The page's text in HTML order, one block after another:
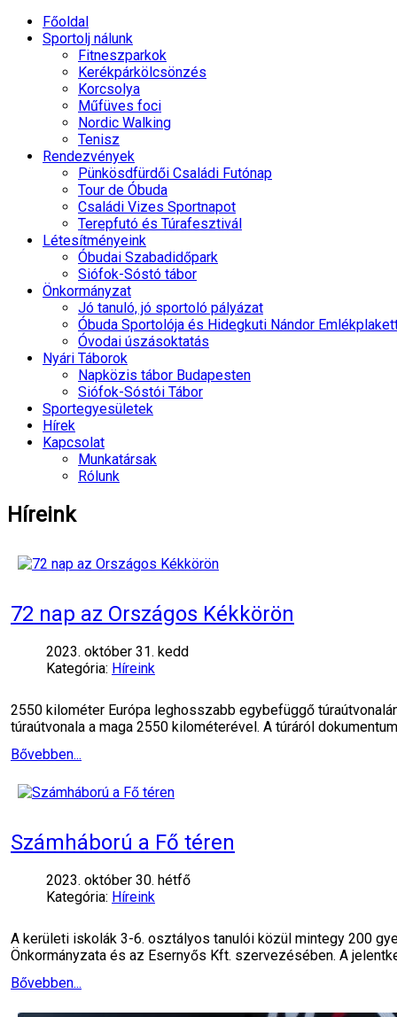
Főoldal
Sportolj nálunk
Fitneszparkok
Kerékpárkölcsönzés
Korcsolya
Műfüves foci
Nordic Walking
Tenisz
Rendezvények
Pünkösdfürdői Családi Futónap
Tour de Óbuda
Családi Vizes Sportnapot
Terepfutó és Túrafesztivál
Létesítményeink
Óbudai Szabadidőpark
Siófok-Sóstó tábor
Önkormányzat
Jó tanuló, jó sportoló pályázat
Óbuda Sportolója és Hidegkuti Nándor
Óvodai úszásoktatás
Nyári Táborok
Napközis tábor Budapesten
Siófok-Sóstói Tábor
Sportegyesületek
Hírek
Kapcsolat
Munkatársak
Rólunk
Híreink
72 nap az Országos Kékkörön
2023. október 31. kedd
Kategória: Híreink
2550 kilométer Európa leghosszabb egybefüggő
túraútvonala a maga 2550 kilométerével. A túráról
Bővebben...
Számháború a Fő téren
2023. október 30. hétfő
Kategória: Híreink
A kerületi iskolák 3-6. osztályos tanulói közül mintegy 200
Önkormányzata és az Esernyős Kft. szervezésében. A
Bővebben...